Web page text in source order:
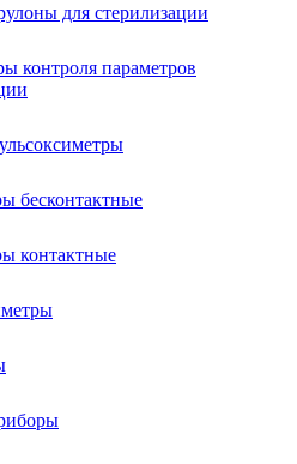
для стерилизации
контроля параметров
бесконтактные
контактные